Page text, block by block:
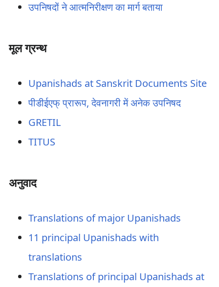
उपनिषदों ने आत्मनिरीक्षण का मार्ग बताया
मूल ग्रन्थ
Upanishads at Sanskrit Documents Site
पीडीईएफ् प्रारूप, देवनागरी में अनेक उपनिषद
GRETIL
TITUS
अनुवाद
Translations of major Upanishads
11 principal Upanishads with
translations
Translations of principal Upanishads at